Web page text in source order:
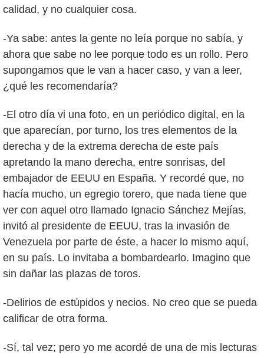
calidad, y no cualquier cosa.
-Ya sabe: antes la gente no leía porque no sabía, y
ahora que sabe no lee porque todo es un rollo. Pero
supongamos que le van a hacer caso, y van a leer,
¿qué les recomendaría?
-El otro día vi una foto, en un periódico digital, en la
que aparecían, por turno, los tres elementos de la
derecha y de la extrema derecha de este país
apretando la mano derecha, entre sonrisas, del
embajador de EEUU en España. Y recordé que, no
hacía mucho, un egregio torero, que nada tiene que
ver con aquel otro llamado Ignacio Sánchez Mejías,
invitó al presidente de EEUU, tras la invasión de
Venezuela por parte de éste, a hacer lo mismo aquí,
en su país. Lo invitaba a bombardearlo. Imagino que
sin dañar las plazas de toros.
-Delirios de estúpidos y necios. No creo que se pueda
calificar de otra forma.
-Sí, tal vez; pero yo me acordé de una de mis lecturas